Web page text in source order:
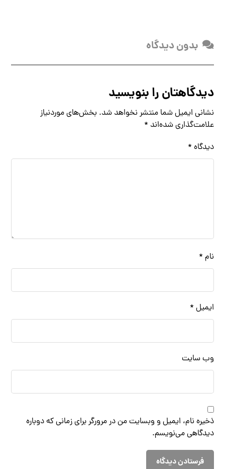
بدون دیدگاه
دیدگاهتان را بنویسید
نشانی ایمیل شما منتشر نخواهد شد. بخش‌های موردنیاز
علامت‌گذاری شده‌اند *
دیدگاه *
نام *
ایمیل *
وب‌ سایت
ذخیره نام، ایمیل و وبسایت من در مرورگر برای زمانی که دوباره
دیدگاهی می‌نویسم.
فرستادن دیدگاه